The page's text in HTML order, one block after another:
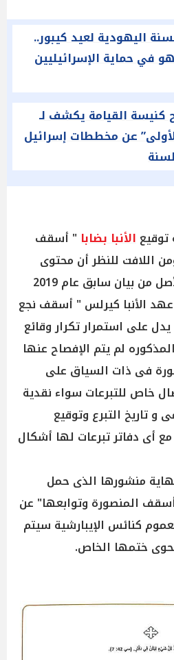
اليهودية لعيد كيبور..
في حماية الإسرائيليين
كنيسة القيامة يكشف لـ
عن مخططات إسرائيل
الأنبا بضابا " أسقف
اللافت للنظر أن محتوى
البيان مستنسخ طبق الأصل من بيان سابق عام 2019
الأنبا كيرلس " أسقف نجع
على استمرار تكرار وقائع
لم يتم الإفصاح عنها
فى ذات السياق على
خاص للتبرعات سواء نقدية
تاريخ التبرع وتوقيع
أى دفاتر تبرعات لها أشكال
منشورها الذى حمل
المنصورة وتوابعها" عن
كنائس الإيبارشية سيتم
ختمها الخاص.